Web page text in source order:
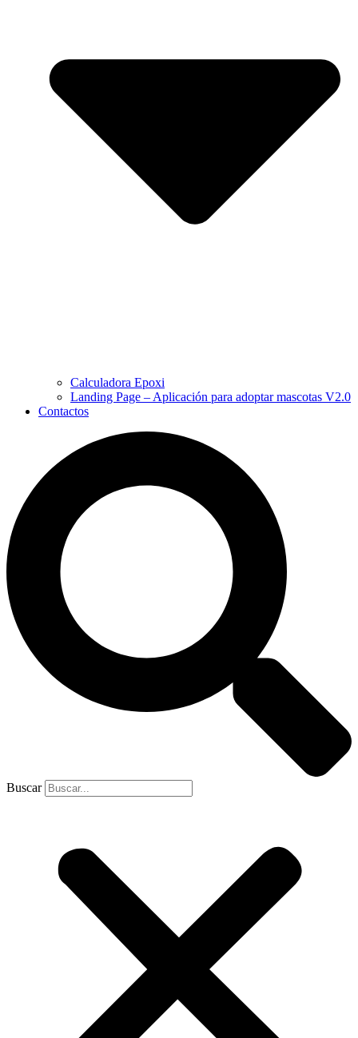
Calculadora Epoxi
Landing Page – Aplicación para adoptar mascotas V2.0
Contactos
Buscar